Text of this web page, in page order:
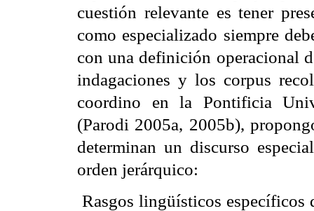
cuestión relevante es tener
como especializado siempre
con una definición operacional
indagaciones y los corpus
coordino en la Pontificia
(Parodi 2005a, 2005b),
determinan un discurso
orden jerárquico:
 Rasgos lingüísticos